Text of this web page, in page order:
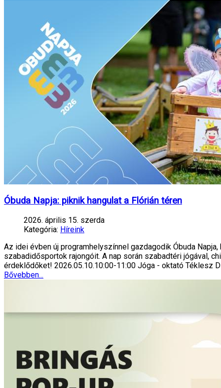
Óbuda Napja: piknik hangulat a Flórián téren
2026. április 15. szerda
Kategória: Híreink
Az idei évben új programhelyszínnel gazdagodik Óbuda
szabadidősportok rajongóit. A nap során szabadtéri jógával,
érdeklődőket! 2026.05.10.10:00-11:00 Jóga - oktató Téklesz
Bővebben...